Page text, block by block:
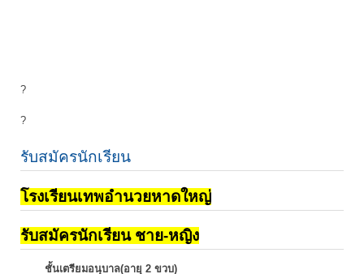
?
?
รับสมัครนักเรียน
โรงเรียนเทพอำนวยหาดใหญ่
รับสมัครนักเรียน ชาย-หญิง
ชั้นเตรียมอนุบาล(อายุ 2 ขวบ)